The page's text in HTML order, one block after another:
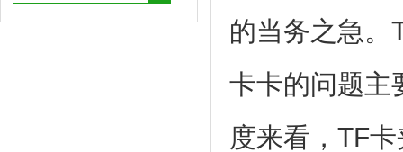
的当务之急。
卡卡的问题主
度来看，TF